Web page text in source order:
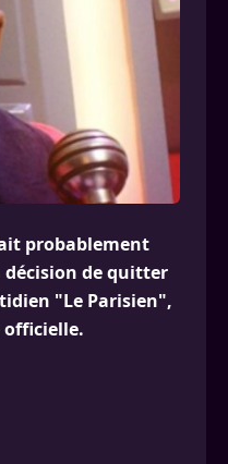
probablement
décision de quitter
"Le Parisien",
officielle.